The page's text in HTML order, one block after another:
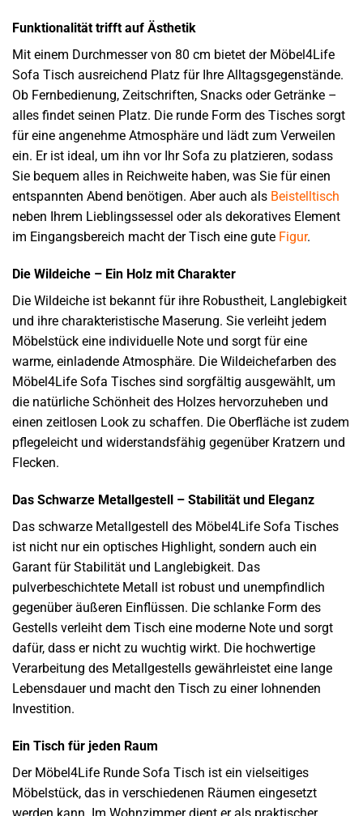
Funktionalität trifft auf Ästhetik
Mit einem Durchmesser von 80 cm bietet der Möbel4Life
Sofa Tisch ausreichend Platz für Ihre Alltagsgegenstände.
Ob Fernbedienung, Zeitschriften, Snacks oder Getränke –
alles findet seinen Platz. Die runde Form des Tisches sorgt
für eine angenehme Atmosphäre und lädt zum Verweilen
ein. Er ist ideal, um ihn vor Ihr Sofa zu platzieren, sodass
Sie bequem alles in Reichweite haben, was Sie für einen
entspannten Abend benötigen. Aber auch als Beistelltisch
neben Ihrem Lieblingssessel oder als dekoratives Element
im Eingangsbereich macht der Tisch eine gute Figur.
Die Wildeiche – Ein Holz mit Charakter
Die Wildeiche ist bekannt für ihre Robustheit, Langlebigkeit
und ihre charakteristische Maserung. Sie verleiht jedem
Möbelstück eine individuelle Note und sorgt für eine
warme, einladende Atmosphäre. Die Wildeichefarben des
Möbel4Life Sofa Tisches sind sorgfältig ausgewählt, um
die natürliche Schönheit des Holzes hervorzuheben und
einen zeitlosen Look zu schaffen. Die Oberfläche ist zudem
pflegeleicht und widerstandsfähig gegenüber Kratzern und
Flecken.
Das Schwarze Metallgestell – Stabilität und Eleganz
Das schwarze Metallgestell des Möbel4Life Sofa Tisches
ist nicht nur ein optisches Highlight, sondern auch ein
Garant für Stabilität und Langlebigkeit. Das
pulverbeschichtete Metall ist robust und unempfindlich
gegenüber äußeren Einflüssen. Die schlanke Form des
Gestells verleiht dem Tisch eine moderne Note und sorgt
dafür, dass er nicht zu wuchtig wirkt. Die hochwertige
Verarbeitung des Metallgestells gewährleistet eine lange
Lebensdauer und macht den Tisch zu einer lohnenden
Investition.
Ein Tisch für jeden Raum
Der Möbel4Life Runde Sofa Tisch ist ein vielseitiges
Möbelstück, das in verschiedenen Räumen eingesetzt
werden kann. Im Wohnzimmer dient er als praktischer